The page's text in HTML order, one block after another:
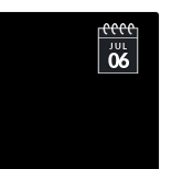
JUL
06